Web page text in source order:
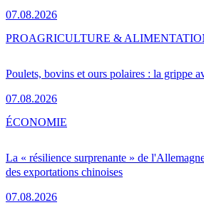
07.08.2026
Poulets, bovins et ours polaires : la grippe
07.08.2026
PROAGRICULTURE &
La « résilience surprenante » de
des exportations chinoises
07.08.2026
ÉCONOMIE